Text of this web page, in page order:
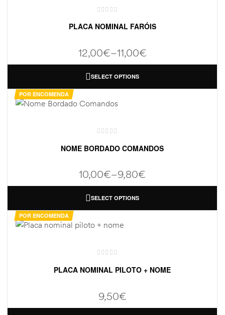
PLACA NOMINAL FARÓIS
11,00€
–
12,00€
SELECT OPTIONS
POR ENCOMENDA
NOME BORDADO COMANDOS
9,80€
–
10,00€
SELECT OPTIONS
POR ENCOMENDA
PLACA NOMINAL PILOTO + NOME
9,50€